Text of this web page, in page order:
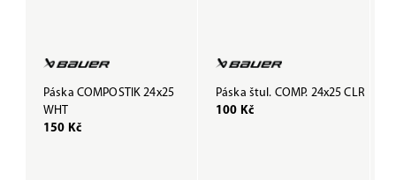
Páska COMPOSTIK 24x25
WHT
150 Kč
Páska štul. COMP. 24x25 CLR
100 Kč